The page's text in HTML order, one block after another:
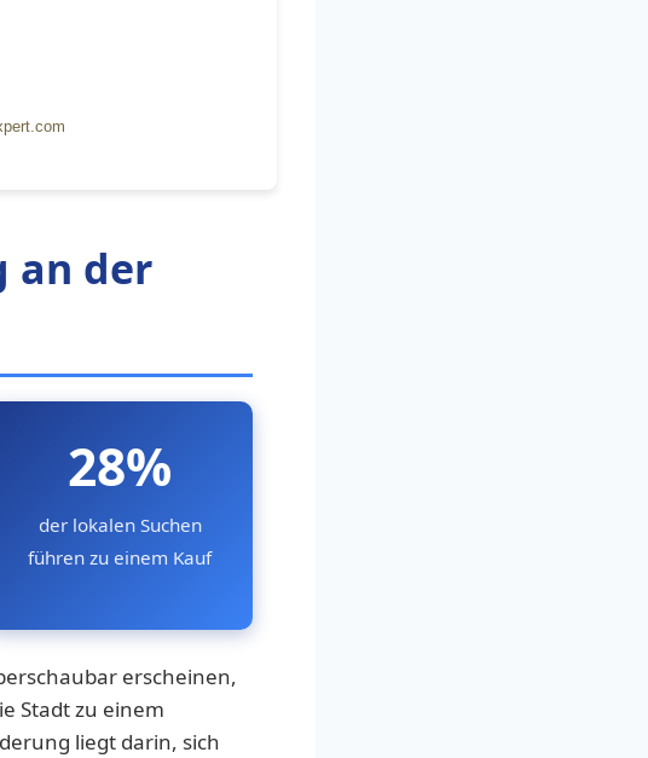
an der
28%
der lokalen Suchen
führen zu einem Kauf
erscheinen,
Stadt zu einem
liegt darin, sich